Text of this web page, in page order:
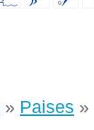
» Paises »